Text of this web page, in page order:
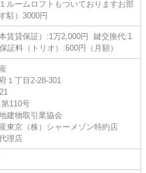
ルームロフトもついておりますお部
駐）3000円
賃貸保証）:1万2,000円 鍵交換代:1
証料（トリオ）:600円（月額）
１丁目2-28-301
110号
建物取引業協会
東京（株）シャーメゾン特約店
理店